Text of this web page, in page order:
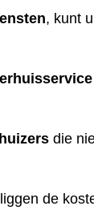
, kunt
die
liggen de